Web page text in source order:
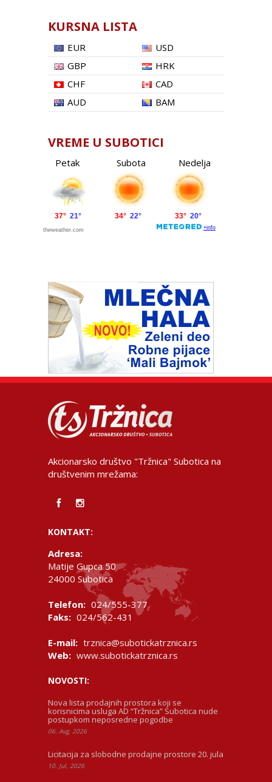
KURSNA LISTA
EUR
USD
GBP
HRK
CHF
CAD
AUD
BAM
VREME U SUBOTICI
Petak Subota Nedelja
Akcionarsko društvo "Tržnica" Subotica na
društvenim mrežama:
KONTAKT:
Adresa:
Matije Gupca 50
24000 Subotica
Telefon: 024/555-377
Faks: 024/562-431
E-mail: trznica@subotickatrznica.rs
Web: www.subotickatrznica.rs
NOVOSTI:
Nova lista prodajnih prostora koji se
korisnicima usluga AD “Tržnica” Subotica nude
postupkom neposredne pogodbe
06. Avg, 2026
Licitacija za slobodne prodajne prostore 20. jula
10. Jul, 2026